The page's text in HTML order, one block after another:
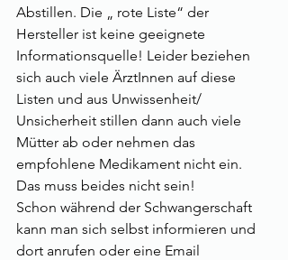
Abstillen. Die „ rote Liste“ der
Hersteller ist keine geeignete
Informationsquelle! Leider beziehen
sich auch viele ÄrztInnen auf diese
Listen und aus Unwissenheit/
Unsicherheit stillen dann auch viele
Mütter ab oder nehmen das
empfohlene Medikament nicht ein.
Das muss beides nicht sein!
Schon während der Schwangerschaft
kann man sich selbst informieren und
dort anrufen oder eine Email